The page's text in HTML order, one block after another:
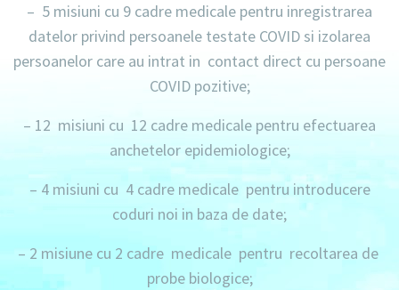
– 5 misiuni cu 9 cadre medicale pentru inregistrarea
datelor privind persoanele testate COVID si izolarea
persoanelor care au intrat in contact direct cu persoane
COVID pozitive;
– 12 misiuni cu 12 cadre medicale pentru efectuarea
anchetelor epidemiologice;
– 4 misiuni cu 4 cadre medicalepentru introducere
coduri noi in baza de date;
– 2 misiunecu 2 cadre medicalepentru recoltarea de
probe biologice;